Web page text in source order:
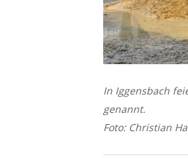
In Iggensbach
genannt.
Foto: Christian